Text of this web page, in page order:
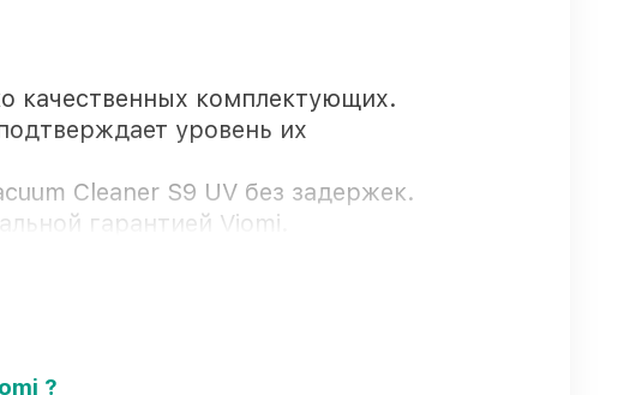
качественных комплектующих.
уровень их
Cleaner S9 UV без задержек.
гарантией Viomi.
?